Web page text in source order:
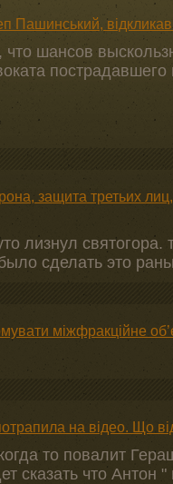
Пашинський,
шансов
пострадавшего
защита третьих
лизнул святогора.
сделать это
міжфракційне
на відео. Що
то повалит
сказать что Антон "